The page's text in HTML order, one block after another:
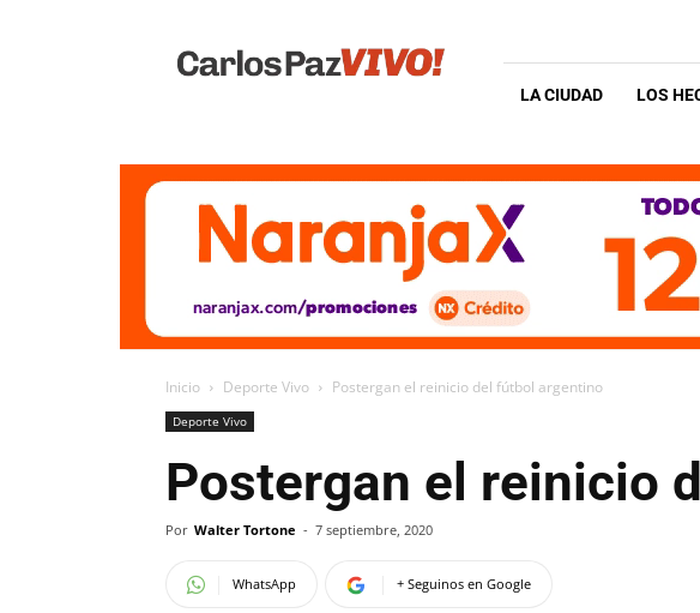
Vivo
LA CIUDAD LOS
Inicio Deporte Vivo Postergan el reinicio del fútbol argentino
Deporte Vivo
Postergan el reinicio
Por Walter Tortone - 7 septiembre, 2020
WhatsApp + Seguinos en Google